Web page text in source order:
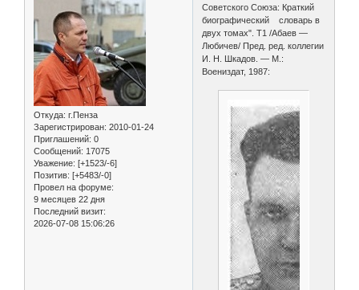
Откуда: г.Пенза
Зарегистрирован: 2010-01-24
Приглашений: 0
Сообщений: 17075
Уважение: [+1523/-6]
Позитив: [+5483/-0]
Провел на форуме:
9 месяцев 22 дня
Последний визит:
2026-07-08 15:06:26
Советского Союза: Краткий
биографический словарь в
двух томах". Т1 /Абаев —
Любичев/ Пред. ред. коллегии
И. Н. Шкадов. — М.:
Воениздат, 1987: